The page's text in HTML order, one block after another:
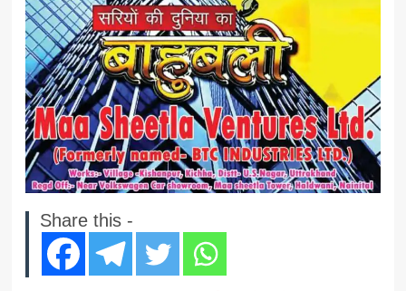
Share this -